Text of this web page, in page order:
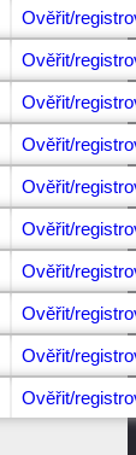
Ověřit/
Ověřit/
Ověřit/
Ověřit/
Ověřit/
Ověřit/
Ověřit/
Ověřit/
Ověřit/
Ověřit/